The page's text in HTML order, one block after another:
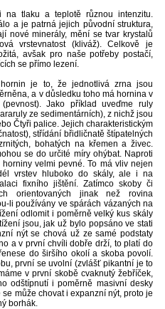
na tlaku a teplotě různou intenzitu.
a je patrná jejich původní struktura,
nové minerály, mění se tvar krystalů
vrstevnatost (kliváž). Celkově je
avšak pro naše potřeby postačí,
se přímo lezení.
hornin je to, že jednotlivá zrna jsou
a v důsledku toho má hornina v
Jako příklad uveďme ruly
ze sedimentárních), z nichž jsou
Čtyři palice. Jejich charakteristickým
střídání břidličnatě štípatelných
bohatých na křemen a živec.
se do určité míry ohýbat. Naproti
velmi pevné. To má vliv nejen
vrstev hluboko do skály, ale i na
fixního jištění. Zatímco skoby či
orientovaných jinak než rovina
li používány ve spárách vázaných na
odlomit i poměrně velký kus skály
jsou, jak už bylo popsáno ve stati
nýt se chová už ze samé podstaty
a v první chvíli dobře drží, to platí do
do širšího okolí a skoba povolí.
první se uvolní (zvlášť pikantní je to
v první skobě cvaknutý žebříček,
odštípnutí i poměrně masivní desky
může chovat i expanzní nýt, proto je
borhák.